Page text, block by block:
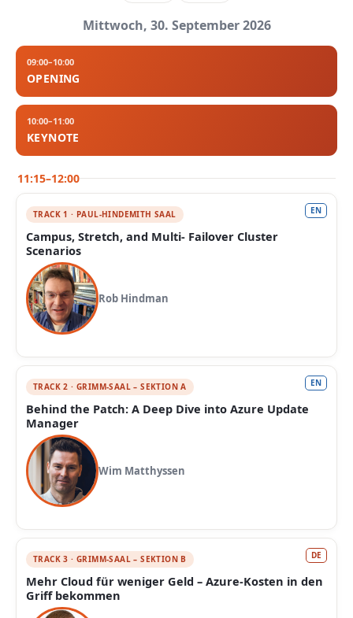
Mittwoch, 30. September 2026
09:00–10:00
OPENING
10:00–11:00
KEYNOTE
11:15–12:00
TRACK 1 · PAUL-HINDEMITH SAAL EN
Campus, Stretch, and Multi- Failover Cluster
Scenarios
Rob Hindman
TRACK 2 · GRIMM-SAAL – SEKTION A EN
Behind the Patch: A Deep Dive into Azure Update
Manager
Wim Matthyssen
TRACK 3 · GRIMM-SAAL – SEKTION B DE
Mehr Cloud für weniger Geld – Azure-Kosten in den
Griff bekommen